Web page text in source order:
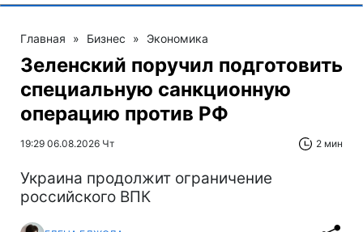
Главная » Бизнес » Экономика
Зеленский поручил подготовить
специальную санкционную
операцию против РФ
19:29 06.08.2026 Чт 2 мин
Украина продолжит ограничение
российского ВПК